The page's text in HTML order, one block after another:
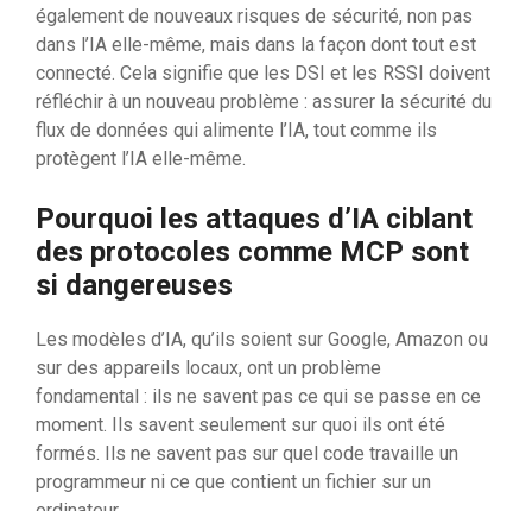
également de nouveaux risques de sécurité, non pas
dans l’IA elle-même, mais dans la façon dont tout est
connecté. Cela signifie que les DSI et les RSSI doivent
réfléchir à un nouveau problème : assurer la sécurité du
flux de données qui alimente l’IA, tout comme ils
protègent l’IA elle-même.
Pourquoi les attaques d’IA ciblant
des protocoles comme MCP sont
si dangereuses
Les modèles d’IA, qu’ils soient sur Google, Amazon ou
sur des appareils locaux, ont un problème
fondamental : ils ne savent pas ce qui se passe en ce
moment. Ils savent seulement sur quoi ils ont été
formés. Ils ne savent pas sur quel code travaille un
programmeur ni ce que contient un fichier sur un